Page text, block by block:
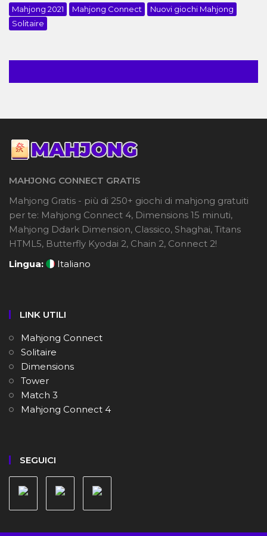
Mahjong 2021 Mahjong Connect
Nuovi giochi Mahjong
Solitaire
MAHJONG CONNECT GRATIS
Mahjong Gratis - più di 250+ giochi di mahjong gratuiti
per te: Mahjong Connect 4, Dimensions 15 minuti,
Mahjong Ddark Dimension, Classico, Shaghai, Titans
HTML5, Butterfly Kyodai 2, Chain 2, Connect 2!
Lingua:
Italiano
LINK UTILI
Mahjong Connect
Solitaire
Dimensions
Tower
Match 3
Mahjong Connect 4
SEGUICI